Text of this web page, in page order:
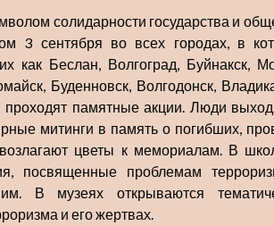
солидарности государства и
3 сентября во всех городах, в
как Беслан, Волгоград, Буйнакск,
Буденновск, Волгодонск,
проходят памятные акции. Люди
митинги в память о погибших,
возлагают цветы к мемориалам. В
посвященные проблемам
В музеях открываются
и его жертвах.